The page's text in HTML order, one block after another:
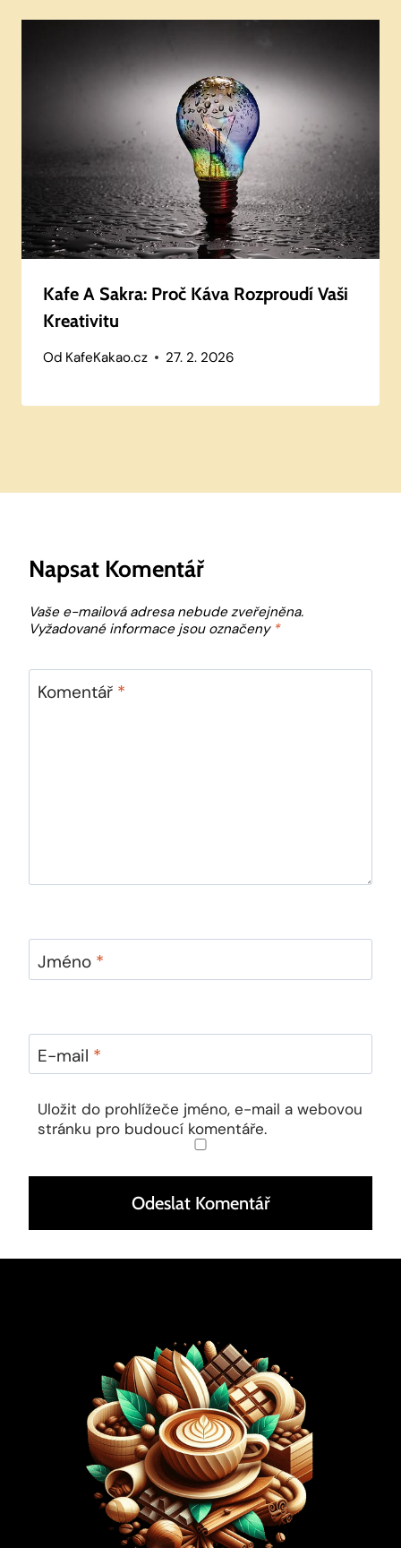
Kafe A Sakra: Proč Káva Rozproudí Vaši
Kreativitu
Od KafeKakao.cz 27. 2. 2026
Napsat Komentář
Vaše e-mailová adresa nebude zveřejněna.
Vyžadované informace jsou označeny *
Komentář *
Jméno *
E-mail *
Uložit do prohlížeče jméno, e-mail a webovou
stránku pro budoucí komentáře.